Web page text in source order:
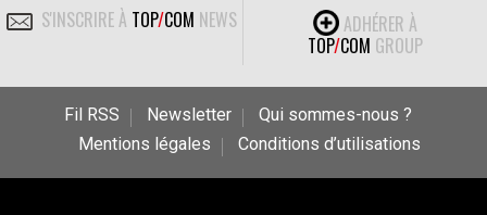
S'INSCRIRE À TOP/COM NEWS
ADHÉRER À
TOP/COM GROUP
Fil RSS Newsletter
Qui sommes-nous ?
Mentions légales
Conditions d’utilisations